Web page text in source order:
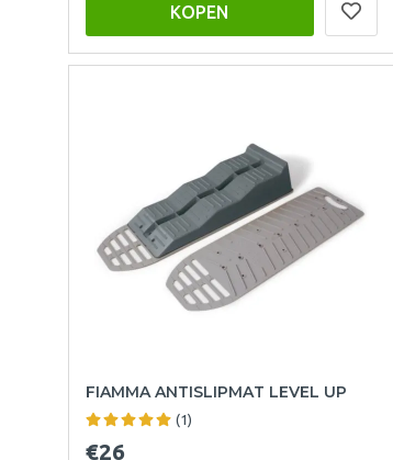
KOPEN
FIAMMA ANTISLIPMAT LEVEL UP
(1)
€26